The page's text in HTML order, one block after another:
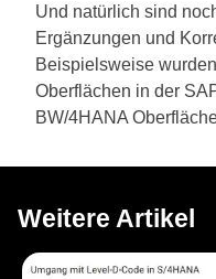
Und natürlich sind
Ergänzungen und
Beispielsweise
Oberflächen in der
BW/4HANA
Weitere Artikel